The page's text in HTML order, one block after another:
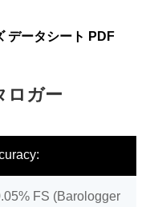
データシート PDF
ロガー
FS (Barologger